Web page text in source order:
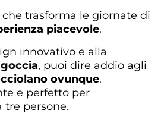
che trasforma le giornate di
piacevole.
innovativo e alla
, puoi dire addio agli
ovunque.
e perfetto per
tre persone.